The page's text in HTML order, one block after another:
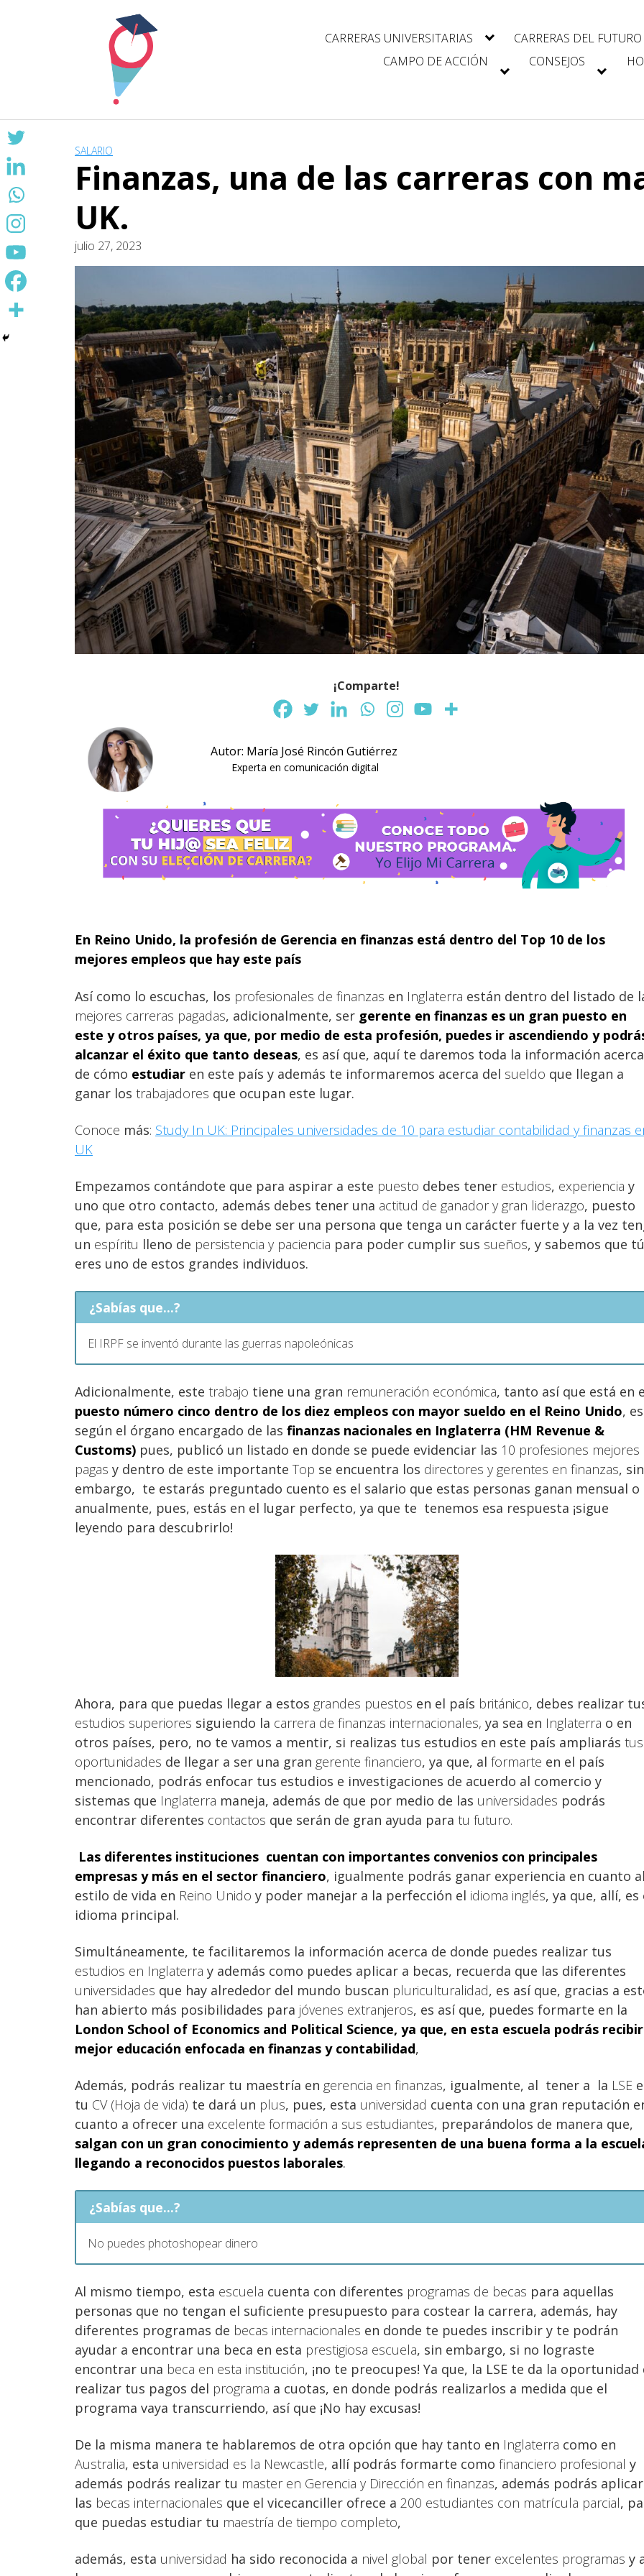
CARRERAS UNIVERSITARIAS CARRERAS DEL FUTURO
CAMPO DE ACCIÓN
CONSEJOS
SALARIO
Finanzas, una de las carreras con
UK.
julio 27, 2023
¡Comparte!
Autor: María José Rincón Gutiérrez
Experta en comunicación digital
En Reino Unido, la profesión de Gerencia en finanzas está dentro del Top 10 de los
mejores empleos que hay este país
Así como lo escuchas, los profesionales de finanzas en Inglaterra están dentro del listado de
mejores carreras pagadas, adicionalmente, ser gerente en finanzas es un gran puesto en
este y otros países, ya que, por medio de esta profesión, puedes ir ascendiendo y
alcanzar el éxito que tanto deseas, es así que, aquí te daremos toda la información acerca
de cómo estudiar en este país y además te informaremos acerca del sueldo que llegan a
ganar los trabajadores que ocupan este lugar.
Conoce más: Study In UK: Principales universidades de 10 para estudiar contabilidad y finanzas
UK
Empezamos contándote que para aspirar a este puesto debes tener estudios, experiencia y
uno que otro contacto, además debes tener una actitud de ganador y gran liderazgo, puesto
que, para esta posición se debe ser una persona que tenga un carácter fuerte y a la vez
un espíritu lleno de persistencia y paciencia para poder cumplir sus sueños, y sabemos que tú
eres uno de estos grandes individuos.
¿Sabías que...?
El IRPF se inventó durante las guerras napoleónicas
Adicionalmente, este trabajo tiene una gran remuneración económica, tanto así que está en
puesto número cinco dentro de los diez empleos con mayor sueldo en el Reino Unido,
según el órgano encargado de las finanzas nacionales en Inglaterra (HM Revenue &
Customs) pues, publicó un listado en donde se puede evidenciar las 10 profesiones mejores
pagas y dentro de este importante Top se encuentra los directores y gerentes en finanzas, sin
embargo, te estarás preguntado cuento es el salario que estas personas ganan mensual o
anualmente, pues, estás en el lugar perfecto, ya que te tenemos esa respuesta ¡sigue
leyendo para descubrirlo!
Ahora, para que puedas llegar a estos grandes puestos en el país británico, debes realizar
estudios superiores siguiendo la carrera de finanzas internacionales, ya sea en Inglaterra o en
otros países, pero, no te vamos a mentir, si realizas tus estudios en este país ampliarás tus
oportunidades de llegar a ser una gran gerente financiero, ya que, al formarte en el país
mencionado, podrás enfocar tus estudios e investigaciones de acuerdo al comercio y
sistemas que Inglaterra maneja, además de que por medio de las universidades podrás
encontrar diferentes contactos que serán de gran ayuda para tu futuro.
Las diferentes instituciones cuentan con importantes convenios con principales
empresas y más en el sector financiero, igualmente podrás ganar experiencia en cuanto al
estilo de vida en Reino Unido y poder manejar a la perfección el idioma inglés, ya que, allí, es
idioma principal.
Simultáneamente, te facilitaremos la información acerca de donde puedes realizar tus
estudios en Inglaterra y además como puedes aplicar a becas, recuerda que las diferentes
universidades que hay alrededor del mundo buscan pluriculturalidad, es así que, gracias a
han abierto más posibilidades para jóvenes extranjeros, es así que, puedes formarte en la
London School of Economics and Political Science, ya que, en esta escuela podrás
mejor educación enfocada en finanzas y contabilidad,
Además, podrás realizar tu maestría en gerencia en finanzas, igualmente, al tener a la LSE
tu CV (Hoja de vida) te dará un plus, pues, esta universidad cuenta con una gran reputación
cuanto a ofrecer una excelente formación a sus estudiantes, preparándolos de manera que,
salgan con un gran conocimiento y además representen de una buena forma a la
llegando a reconocidos puestos laborales.
¿Sabías que...?
No puedes photoshopear dinero
Al mismo tiempo, esta escuela cuenta con diferentes programas de becas para aquellas
personas que no tengan el suficiente presupuesto para costear la carrera, además, hay
diferentes programas de becas internacionales en donde te puedes inscribir y te podrán
ayudar a encontrar una beca en esta prestigiosa escuela, sin embargo, si no lograste
encontrar una beca en esta institución, ¡no te preocupes! Ya que, la LSE te da la oportunidad
realizar tus pagos del programa a cuotas, en donde podrás realizarlos a medida que el
programa vaya transcurriendo, así que ¡No hay excusas!
De la misma manera te hablaremos de otra opción que hay tanto en Inglaterra como en
Australia, esta universidad es la Newcastle, allí podrás formarte como financiero profesional y
además podrás realizar tu master en Gerencia y Dirección en finanzas, además podrás
las becas internacionales que el vicecanciller ofrece a 200 estudiantes con matrícula parcial,
que puedas estudiar tu maestría de tiempo completo,
además, esta universidad ha sido reconocida a nivel global por tener excelentes programas y